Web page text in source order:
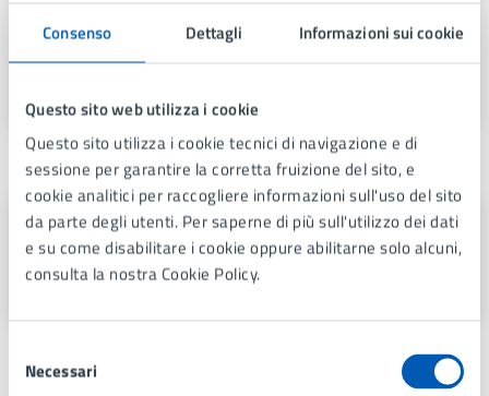
Consenso Dettagli Informazioni sui cookie
Questo sito web utilizza i cookie
Questo sito utilizza i cookie tecnici di navigazione e di
sessione per garantire la corretta fruizione del sito, e
cookie analitici per raccogliere informazioni sull'uso del sito
da parte degli utenti. Per saperne di più sull'utilizzo dei dati
e su come disabilitare i cookie oppure abilitarne solo alcuni,
consulta la nostra Cookie Policy.
delNecessari
E-mail:lavoripubblici@comune.lissone.mb.it
PEC:pec@comunedilissone.it
Struttura responsabile
Manutenzione Patrimonio
Via Gramsci 21, Lissone (MB), 20851